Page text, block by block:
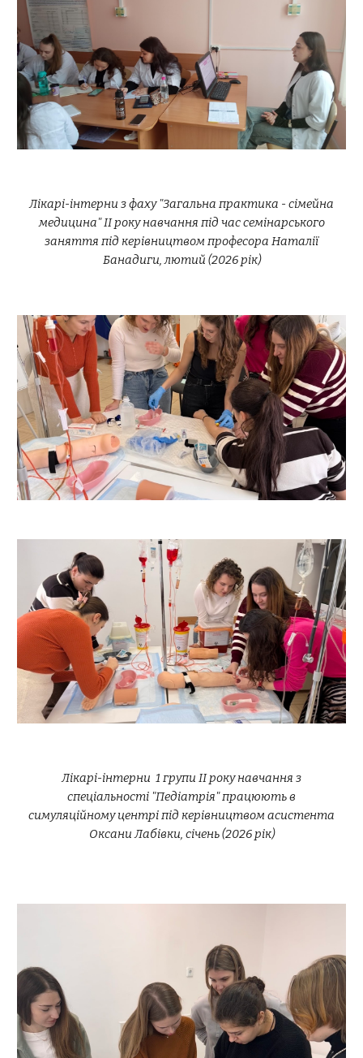
Лікарі-інтерни з фаху "Загальна практика - сімейна
медицина" ІІ року навчання під час семінарського
заняття під керівництвом професора Наталії
Банадиги, лютий (2026 рік)
Лікарі-інтерни 1 групи ІІ року навчання з
спеціальності "Педіатрія" працюють в
симуляційному центрі під керівництвом асистента
Оксани Лабівки, січень (2026рік)